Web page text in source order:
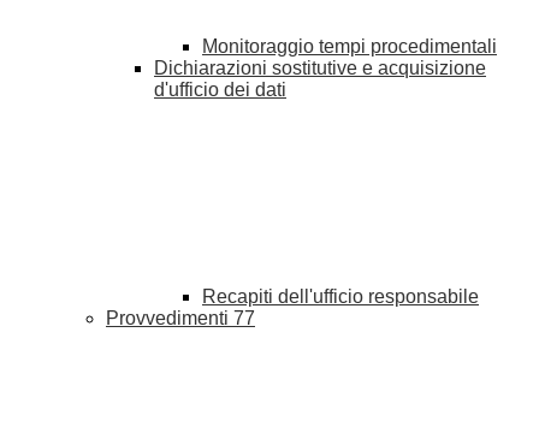
Monitoraggio tempi procedimentali
Dichiarazioni sostitutive e acquisizione
d'ufficio dei dati
Recapiti dell'ufficio responsabile
Provvedimenti 77